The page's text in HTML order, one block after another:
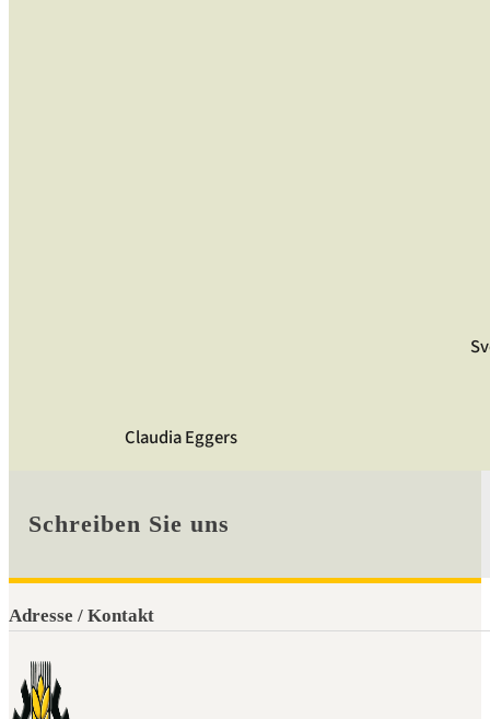
Claudia Eggers
Schreiben Sie uns
Adresse / Kontakt